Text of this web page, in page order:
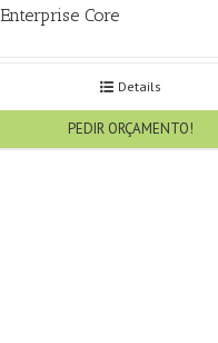
Enterprise Core
Details
PEDIR ORÇAMENTO!